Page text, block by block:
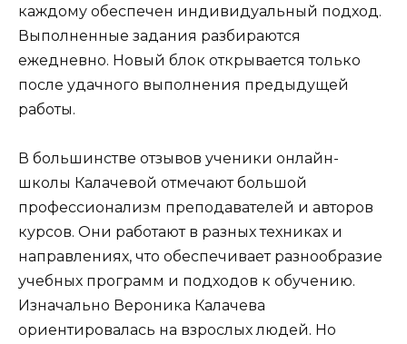
каждому обеспечен индивидуальный подход.
Выполненные задания разбираются
ежедневно. Новый блок открывается только
после удачного выполнения предыдущей
работы.
В большинстве отзывов ученики онлайн-
школы Калачевой отмечают большой
профессионализм преподавателей и авторов
курсов. Они работают в разных техниках и
направлениях, что обеспечивает разнообразие
учебных программ и подходов к обучению.
Изначально Вероника Калачева
ориентировалась на взрослых людей. Но